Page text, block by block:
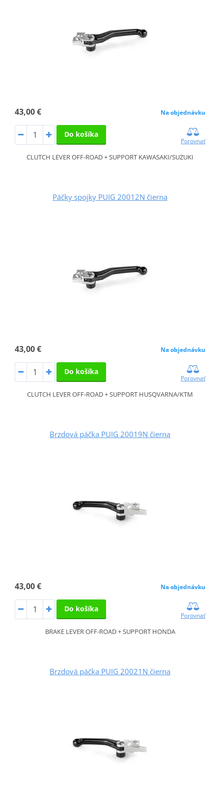
43,00 € Na objednávku
Do košíka
Porovnať
CLUTCH LEVER OFF-ROAD + SUPPORT KAWASAKI/SUZUKI
Páčky spojky PUIG 20012N čierna
43,00 € Na objednávku
Do košíka
Porovnať
CLUTCH LEVER OFF-ROAD + SUPPORT HUSQVARNA/KTM
Brzdová páčka PUIG 20019N čierna
43,00 € Na objednávku
Do košíka
Porovnať
BRAKE LEVER OFF-ROAD + SUPPORT HONDA
Brzdová páčka PUIG 20021N čierna